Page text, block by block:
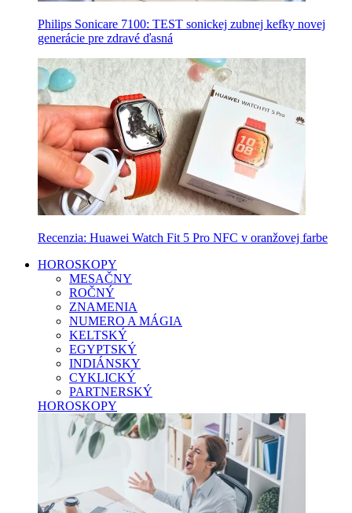
Philips Sonicare 7100: TEST sonickej zubnej kefky novej
generácie pre zdravé ďasná
Recenzia: Huawei Watch Fit 5 Pro NFC v oranžovej farbe
HOROSKOPY
MESAČNY
ROČNÝ
ZNAMENIA
NUMERO A MÁGIA
KELTSKÝ
EGYPTSKÝ
INDIÁNSKY
CYKLICKÝ
PARTNERSKÝ
HOROSKOPY